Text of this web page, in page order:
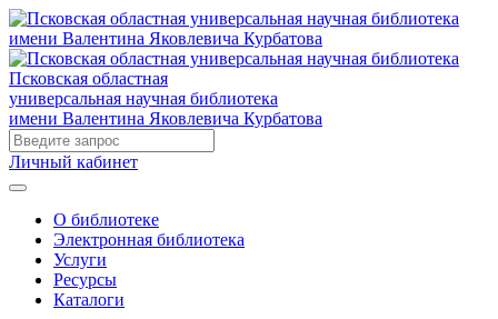
Псковская областная
универсальная научная библиотека
имени Валентина Яковлевича Курбатова
Личный кабинет
О библиотеке
Электронная библиотека
Услуги
Ресурсы
Каталоги